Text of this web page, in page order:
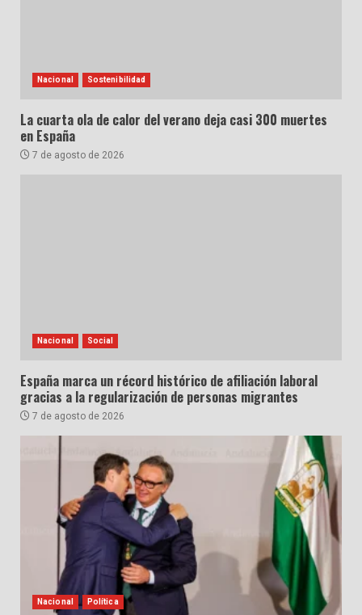
Nacional Sostenibilidad
La cuarta ola de calor del verano deja casi 300 muertes
en España
7 de agosto de 2026
Nacional Social
España marca un récord histórico de afiliación laboral
gracias a la regularización de personas migrantes
7 de agosto de 2026
Nacional Política